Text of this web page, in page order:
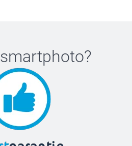
smartphoto?